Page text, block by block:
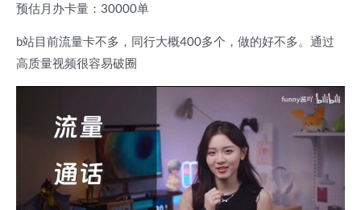
预估月办卡量：30000单
b站目前流量卡不多，同行大概400多个，做的好不多。通过
高质量视频很容易破圈